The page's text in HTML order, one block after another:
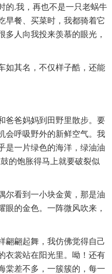
的.我，再也不是一只老蜗牛
早餐、买菜时，我都骑着它
多人向我投来羡慕的眼光，
如其名，不仅样子酷，还能
爸爸妈妈到田野里散步。要
会呼吸野外的新鲜空气。我
是一片绿色的海洋，绿油油
的饱胀得马上就要破裂似
尔看到一小块金黄，那是油
眼的金色。一阵微风吹来，
翩翩起舞，我仿佛觉得自己
衣裳站在阳光里。呦！还有
棠差不多，一簇簇的，每一